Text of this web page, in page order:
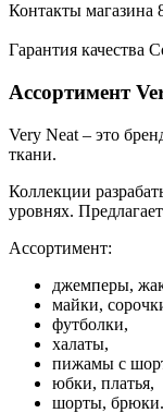
Контакты магазина
Гарантия качества
Ассортимент
Very Neat – это
ткани.
Коллекции
уровнях.
Ассортимент:
джемперы,
майки,
футболки,
халаты,
пижамы с
юбки, платья,
шорты, брюки.